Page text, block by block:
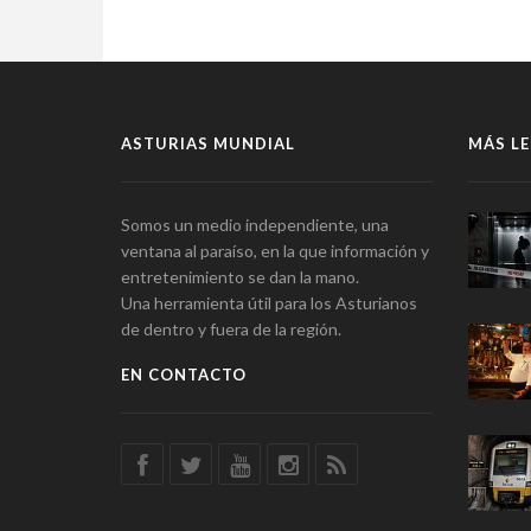
ASTURIAS MUNDIAL
Somos un medio independiente, una
ventana al paraíso, en la que información y
entretenimiento se dan la mano.
Una herramienta útil para los Asturianos
de dentro y fuera de la región.
EN CONTACTO
MÁS